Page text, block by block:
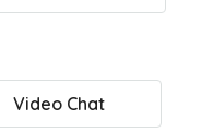
Video Chat